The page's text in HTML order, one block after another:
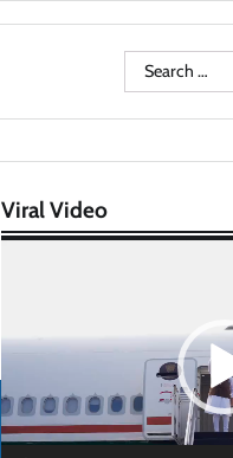
Search
for:
Viral Video